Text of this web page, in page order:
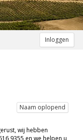
Inloggen
Naam oplopend
wij hebben
9355 en we helpen u